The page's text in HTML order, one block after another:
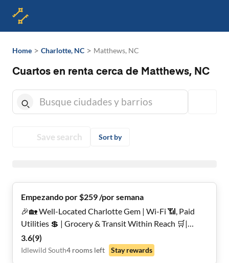
Home > Charlotte, NC > Matthews, NC
Cuartos en renta cerca de Matthews, NC
Save search Sort by
Empezando por $259 /por semana
🎉🏡 Well-Located Charlotte Gem | Wi-Fi 📶, Paid
Utilities 💲 | Grocery & Transit Within Reach 🛒|
Move-In Ready ✨
3.6(9)
Idlewild South4 rooms left Stay rewards